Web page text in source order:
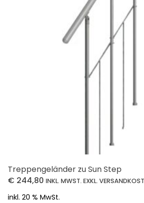
Treppengeländer zu Sun Step
€ 244,80 INKL. MWST. EXKL.
inkl. 20 % MwSt.